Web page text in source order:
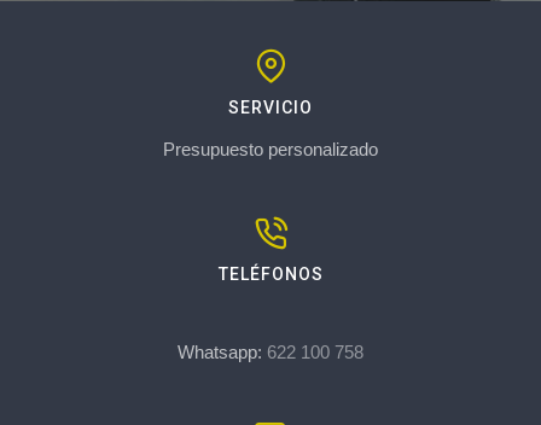
SERVICIO
Presupuesto personalizado
TELÉFONOS
Whatsapp: 622 100 758